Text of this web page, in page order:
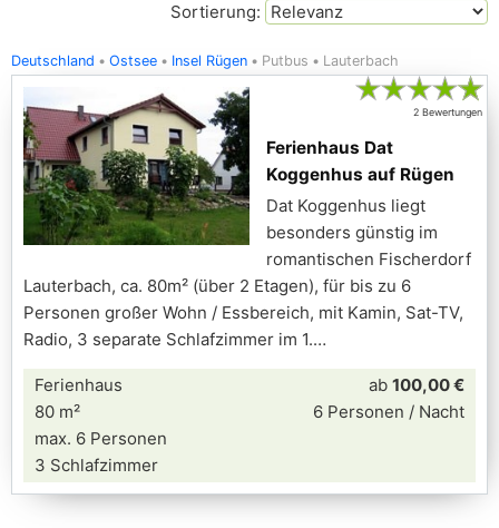
Sortierung:
Deutschland Ostsee Insel Rügen Putbus Lauterbach
★★★★★
2 Bewertungen
Ferienhaus Dat
Koggenhus auf Rügen
Dat Koggenhus liegt
besonders günstig im
romantischen Fischerdorf
Lauterbach, ca. 80m² (über 2 Etagen), für bis zu 6
Personen großer Wohn / Essbereich, mit Kamin, Sat-TV,
Radio, 3 separate Schlafzimmer im 1.
Ferienhaus
80 m²
max. 6 Personen
3 Schlafzimmer
ab 100,00 €
6 Personen / Nacht